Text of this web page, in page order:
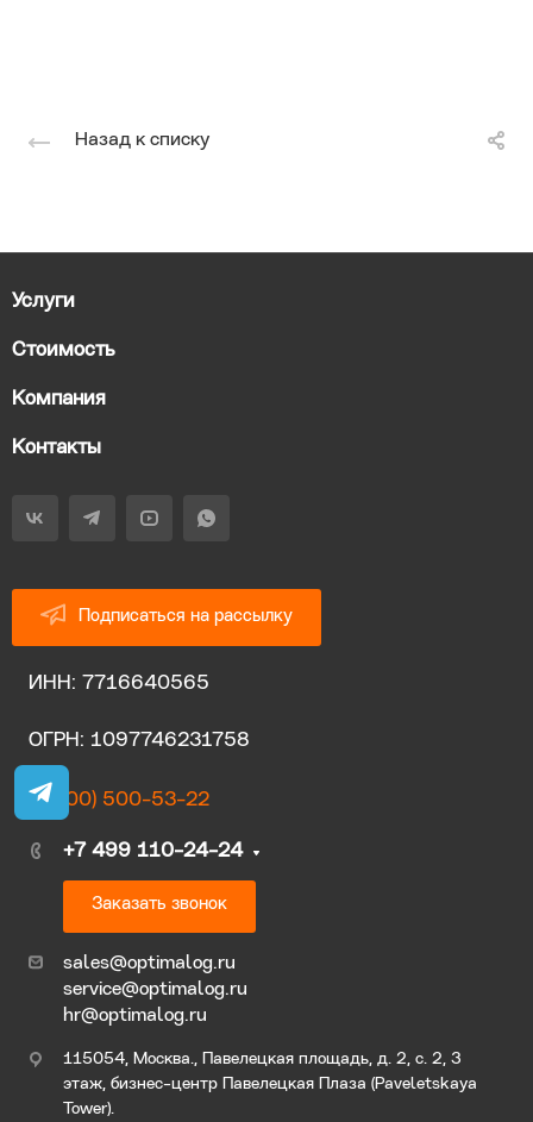
Назад к списку
Услуги
Стоимость
Компания
Контакты
Подписаться на рассылку
ИНН: 7716640565
ОГРН: 1097746231758
8 (800) 500-53-22
+7 499 110-24-24
Заказать звонок
sales@optimalog.ru
service@optimalog.ru
hr@optimalog.ru
115054, Москва., Павелецкая площадь, д. 2, с. 2, 3
этаж, бизнес-центр Павелецкая Плаза (Paveletskaya
Tower).